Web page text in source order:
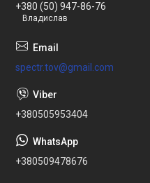
+380 (50) 947-86-76
Владислав
spectr.tov@gmail.com
+380505953404
+380509478676